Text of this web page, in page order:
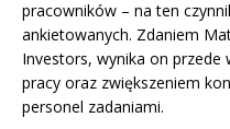
pracowników – na ten
ankietowanych. Zdaniem
Investors, wynika on przede
pracy oraz zwiększeniem
personel zadaniami.